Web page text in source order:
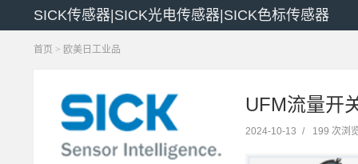
SICK传感器|SICK光电传感器|SICK色标传感器
首页 > 欧美日工业品
UFM流量开
2024-10-13 / 199 次浏